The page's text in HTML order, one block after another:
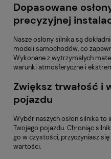
Dopasowane
precyzyjnej
Nasze osłony silnika są
modeli samochodów, co
Wykonane z wytrzymałych
warunki atmosferyczne i
Zwiększ trwałość i
pojazdu
Wybór naszych osłon silnika to
Twojego pojazdu. Chroniąc
go w czystości, przyczyniasz
wartości.